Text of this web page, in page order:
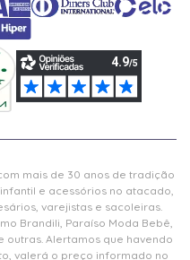
mais de 30 anos de tradição
e acessórios no atacado,
varejistas e sacoleiras.
Brandili, Paraíso Moda Bebê,
outras. Alertamos que havendo
valerá o preço informado no